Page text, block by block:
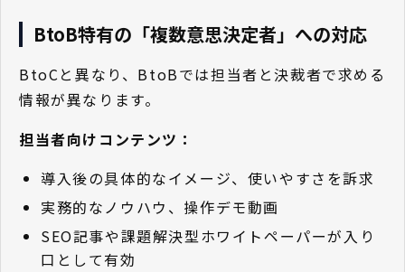
BtoB特有の「複数意思決定者」への対応
BtoCと異なり、BtoBでは担当者と決裁者で求める
情報が異なります。
担当者向けコンテンツ：
導入後の具体的なイメージ、使いやすさを訴求
実務的なノウハウ、操作デモ動画
SEO記事や課題解決型ホワイトペーパーが入り
口として有効